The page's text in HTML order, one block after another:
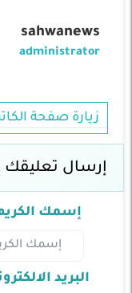
sahwanews
administrator
زيارة صفحة
إرسال
إسمك
البريد